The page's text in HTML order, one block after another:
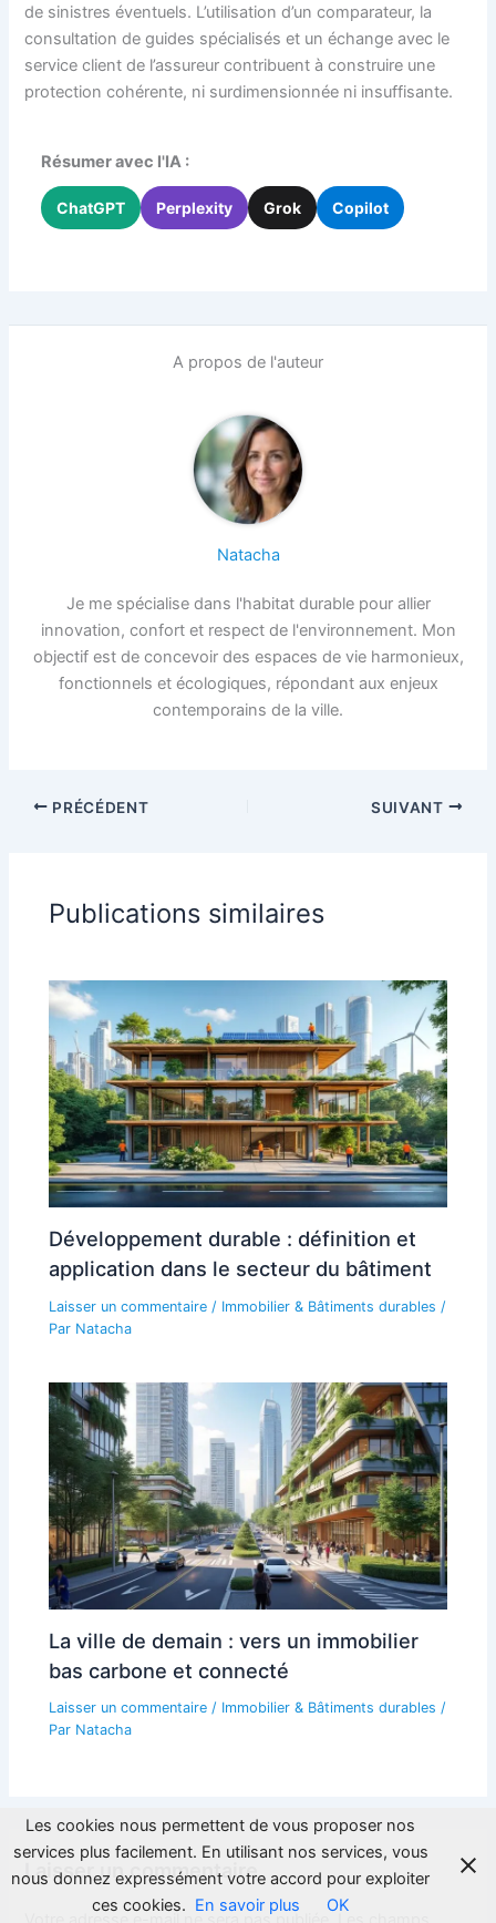
de sinistres éventuels. L’utilisation d’un comparateur, la
consultation de guides spécialisés et un échange avec le
service client de l’assureur contribuent à construire une
protection cohérente, ni surdimensionnée ni insuffisante.
Résumer avec l'IA :
ChatGPT Perplexity Grok Copilot
A propos de l'auteur
Natacha
Je me spécialise dans l'habitat durable pour allier
innovation, confort et respect de l'environnement. Mon
objectif est de concevoir des espaces de vie harmonieux,
fonctionnels et écologiques, répondant aux enjeux
contemporains de la ville.
PRÉCÉDENT SUIVANT
Publications similaires
Développement durable : définition et
application dans le secteur du bâtiment
Laisser un commentaire / Immobilier & Bâtiments durables /
Par Natacha
La ville de demain : vers un immobilier
bas carbone et connecté
Laisser un commentaire / Immobilier & Bâtiments durables /
Par Natacha
Laisser un commentaire
Les cookies nous permettent de vous proposer nos
services plus facilement. En utilisant nos services, vous
nous donnez expressément votre accord pour exploiter
ces cookies. En savoir plus OK